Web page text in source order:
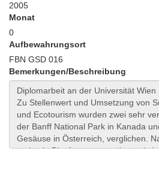
2005
Monat
0
Aufbewahrungsort
FBN GSD 016
Bemerkungen/Beschreibung